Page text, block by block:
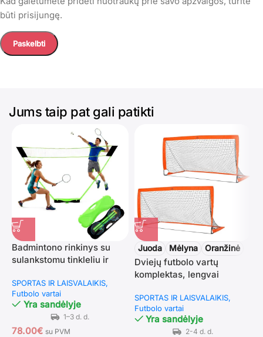
būti prisijungę.
Jums taip pat gali patikti
Badmintono rinkinys su
sulankstomu tinkleliu ir
SPORTAS IR LAISVALAIKIS
Futbolo vartai
Yra sandėlyje
78.00€ su PVM
Juoda Mėlyna Oranžinė
Dviejų futbolo vartų
komplektas, lengvai
transportavimo krepšiu,
183x90x90 cm
SPORTAS IR LAISVALAIKIS
Futbolo vartai
Yra sandėlyje